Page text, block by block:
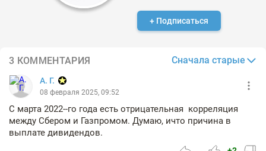
+ Подписаться
3 КОММЕНТАРИЯ Сначала старые
А. Г.
08 февраля 2025, 09:52
С марта 2022--го года есть отрицательная корреляция
между Сбером и Газпромом. Думаю, ичто причина в
выплате дивидендов.